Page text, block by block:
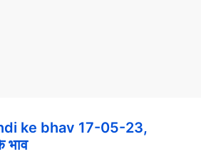
ke bhav 17-05-23,
भाव